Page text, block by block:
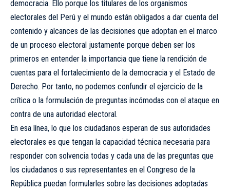
democracia. Ello porque los titulares de los organismos
electorales del Perú y el mundo están obligados a dar cuenta del
contenido y alcances de las decisiones que adoptan en el marco
de un proceso electoral justamente porque deben ser los
primeros en entender la importancia que tiene la rendición de
cuentas para el fortalecimiento de la democracia y el Estado de
Derecho. Por tanto, no podemos confundir el ejercicio de la
crítica o la formulación de preguntas incómodas con el ataque en
contra de una autoridad electoral.
En esa línea, lo que los ciudadanos esperan de sus autoridades
electorales es que tengan la capacidad técnica necesaria para
responder con solvencia todas y cada una de las preguntas que
los ciudadanos o sus representantes en el Congreso de la
República puedan formularles sobre las decisiones adoptadas